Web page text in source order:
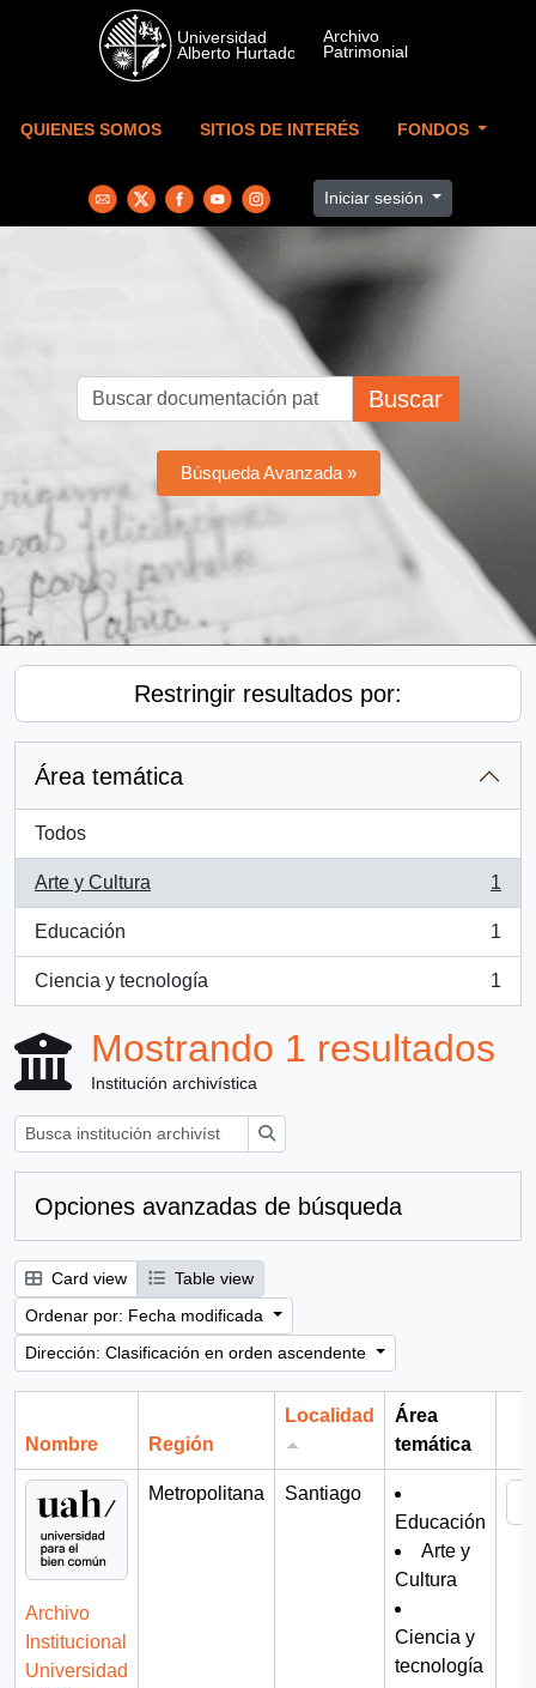
Skip to main content
QUIENES SOMOS SITIOS DE INTERÉS FONDOS
Iniciar sesión
Buscar
Búsqueda Avanzada »
Restringir resultados por:
Área temática
Todos
Arte y Cultura
, 1 resultados
1
Educación
, 1 resultados
1
Ciencia y tecnología
, 1 resultados
1
Mostrando 1 resultados
Institución archivística
Opciones avanzadas de búsqueda
Card view
Table view
Ordenar por: Fecha modificada
Dirección: Clasificación en orden ascendente
Nombre Región
Localidad
Área
temática
Archivo
Institucional
Universidad
Metropolitana
Santiago
Educación
Arte y
Cultura
Ciencia y
tecnología